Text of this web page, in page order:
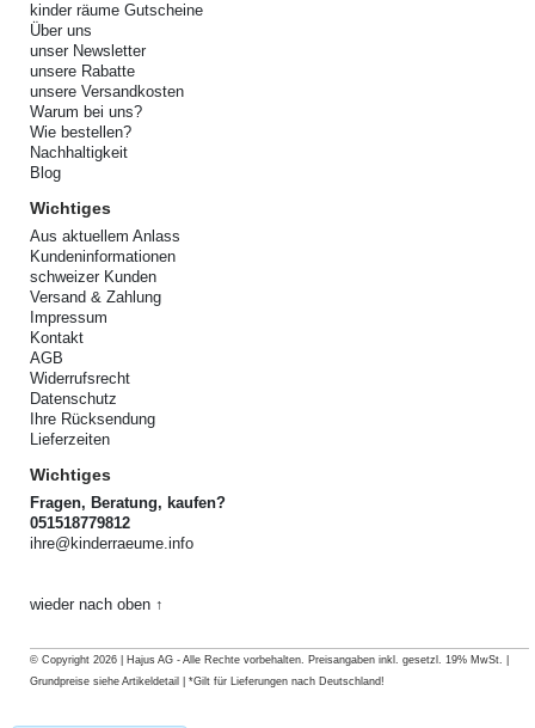
kinder räume Gutscheine
Über uns
unser Newsletter
unsere Rabatte
unsere Versandkosten
Warum bei uns?
Wie bestellen?
Nachhaltigkeit
Blog
Wichtiges
Aus aktuellem Anlass
Kundeninformationen
schweizer Kunden
Versand & Zahlung
Impressum
Kontakt
AGB
Widerrufsrecht
Datenschutz
Ihre Rücksendung
Lieferzeiten
Wichtiges
Fragen, Beratung, kaufen?
051518779812
ihre@kinderraeume.info
wieder nach oben ↑
© Copyright 2026 | Hajus AG - Alle Rechte vorbehalten. Preisangaben inkl. gesetzl. 19% MwSt. |
Grundpreise siehe Artikeldetail | *Gilt für Lieferungen nach Deutschland!